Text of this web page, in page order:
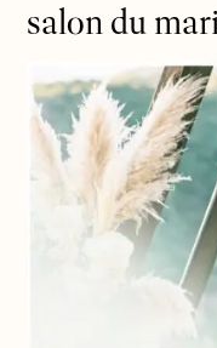
salon du